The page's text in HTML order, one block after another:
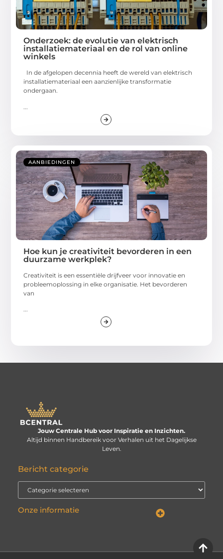
Onderzoek: de evolutie van elektrisch
installatiemateriaal en de rol van online
winkels
In de afgelopen decennia heeft de wereld van elektrisch
installatiemateriaal een aanzienlijke transformatie
ondergaan.
AANBIEDINGEN
Hoe kun je creativiteit bevorderen in een
duurzame werkplek?
Creativiteit is een essentiële drijfveer voor innovatie en
probleemoplossing in elke organisatie. Het bevorderen
van
...
Jouw Centrale Hub voor Inspiratie en Inzichten.
Altijd binnen Handbereik voor Verhalen uit het Dagelijkse
Leven.
Bericht categorie
Onze informatie